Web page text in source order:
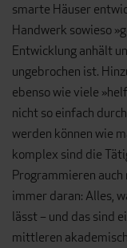
smarte Häuser
Handwerk sowieso
Ent­wicklung anhält
ungebrochen ist.
ebenso wie viele
nicht so einfach
werden können wie
komplex sind die
Programmieren auch
immer daran: Alles,
lässt – und das sind
mittleren